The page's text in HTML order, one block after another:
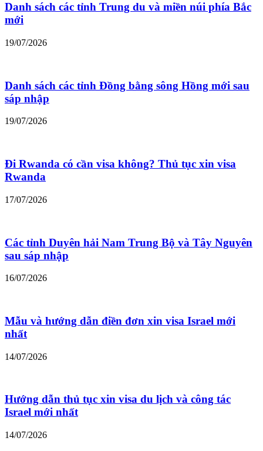
Danh sách các tỉnh Trung du và miền núi phía Bắc
mới
19/07/2026
Danh sách các tỉnh Đồng bằng sông Hồng mới sau
sáp nhập
19/07/2026
Đi Rwanda có cần visa không? Thủ tục xin visa
Rwanda
17/07/2026
Các tỉnh Duyên hải Nam Trung Bộ và Tây Nguyên
sau sáp nhập
16/07/2026
Mẫu và hướng dẫn điền đơn xin visa Israel mới
nhất
14/07/2026
Hướng dẫn thủ tục xin visa du lịch và công tác
Israel mới nhất
14/07/2026